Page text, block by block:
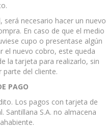
será necesario hacer un nuevo
En caso de que el medio
cupo o presentase algún
el nuevo cobro, este queda
la tarjeta para realizarlo, sin
del cliente.
PAGO
Los pagos con tarjeta de
Santillana S.A. no almacena